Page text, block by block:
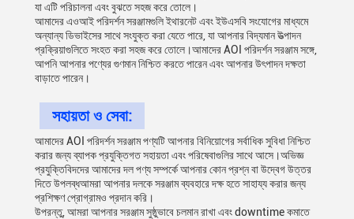
যা এটি পরিচালনা এবং বুঝতে সহজ করে তোলে।
আমাদের এওআই পরিদর্শন সরঞ্জামগুলি ইথারনেট এবং ইউএসবি সংযোগের মাধ্যমে
অন্যান্য ডিভাইসের সাথে সংযুক্ত করা যেতে পারে, যা আপনার বিদ্যমান উত্পাদন
প্রক্রিয়াগুলিতে সংহত করা সহজ করে তোলে।আমাদের AOI পরিদর্শন সরঞ্জাম সঙ্গে,
আপনি আপনার পণ্যের গুণমান নিশ্চিত করতে পারেন এবং আপনার উৎপাদন দক্ষতা
বাড়াতে পারেন।
সহায়তা ও সেবা:
আমাদের AOI পরিদর্শন সরঞ্জাম পণ্যটি আপনার বিনিয়োগের সর্বাধিক সুবিধা নিশ্চিত
করার জন্য ব্যাপক প্রযুক্তিগত সহায়তা এবং পরিষেবাগুলির সাথে আসে।অভিজ্ঞ
প্রযুক্তিবিদদের আমাদের দল পণ্য সম্পর্কে আপনার কোন প্রশ্ন বা উদ্বেগ উত্তর
দিতে উপলব্ধআমরা আপনার দলকে সরঞ্জাম ব্যবহারে দক্ষ হতে সাহায্য করার জন্য
প্রশিক্ষণ প্রোগ্রামও প্রদান করি।
উপরন্তু, আমরা আপনার সরঞ্জাম সুষ্ঠুভাবে চলমান রাখা এবং downtime কমাতে